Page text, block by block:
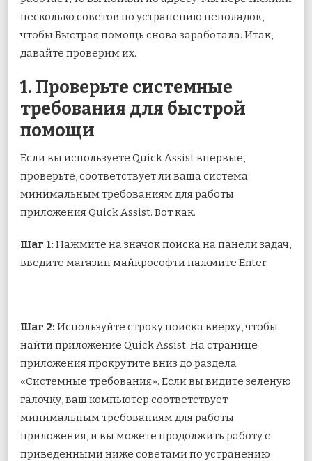
несколько советов по устранению неполадок,
чтобы Быстрая помощь снова заработала. Итак,
давайте проверим их.
1. Проверьте системные
требования для быстрой
помощи
Если вы используете Quick Assist впервые,
проверьте, соответствует ли ваша система
минимальным требованиям для работы
приложения Quick Assist. Вот как.
Шаг 1: Нажмите на значок поиска на панели задач,
введите магазин майкрософти нажмите Enter.
Шаг 2: Используйте строку поиска вверху, чтобы
найти приложение Quick Assist. На странице
приложения прокрутите вниз до раздела
«Системные требования». Если вы видите зеленую
галочку, ваш компьютер соответствует
минимальным требованиям для работы
приложения, и вы можете продолжить работу с
приведенными ниже советами по устранению